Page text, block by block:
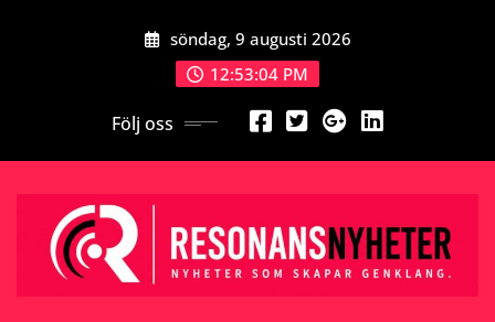
söndag, 9 augusti 2026
12:53:05 PM
Följ oss